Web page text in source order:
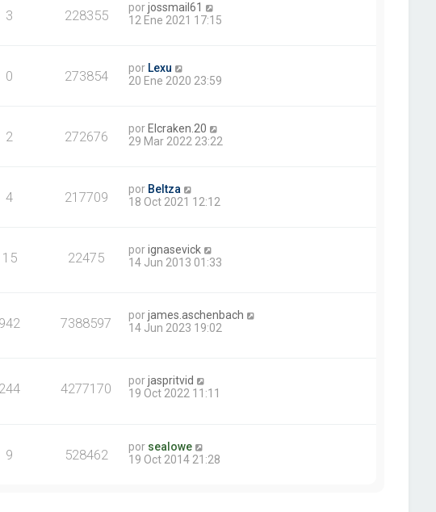
3 228355 porjossmail61
12 Ene 2021 17:15
0 273854 por Lexu
20 Ene 2020 23:59
2 272676 por Elcraken.20
29 Mar 2022 23:22
4 217709 por Beltza
18 Oct 2021 12:12
15 22475 porignasevick
14 Jun 2013 01:33
942 7388597 porjames.aschenbach
14 Jun 2023 19:02
244 4277170 porjaspritvid
19 Oct 2022 11:11
9 528462 por sealowe
19 Oct 2014 21:28